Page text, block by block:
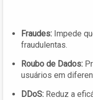
Fraudes: Impede
fraudulentas.
Roubo de Dados:
usuários em
DDoS: Reduz a